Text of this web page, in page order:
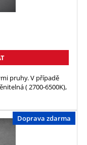
pruhy. V případě
( 2700-6500K),
Doprava zdarma